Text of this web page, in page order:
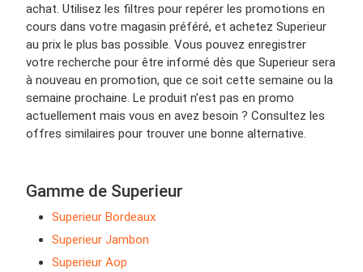
achat. Utilisez les filtres pour repérer les promotions en
cours dans votre magasin préféré, et achetez Superieur
au prix le plus bas possible. Vous pouvez enregistrer
votre recherche pour être informé dès que Superieur sera
à nouveau en promotion, que ce soit cette semaine ou la
semaine prochaine. Le produit n’est pas en promo
actuellement mais vous en avez besoin ? Consultez les
offres similaires pour trouver une bonne alternative.
Gamme de Superieur
Superieur Bordeaux
Superieur Jambon
Superieur Aop